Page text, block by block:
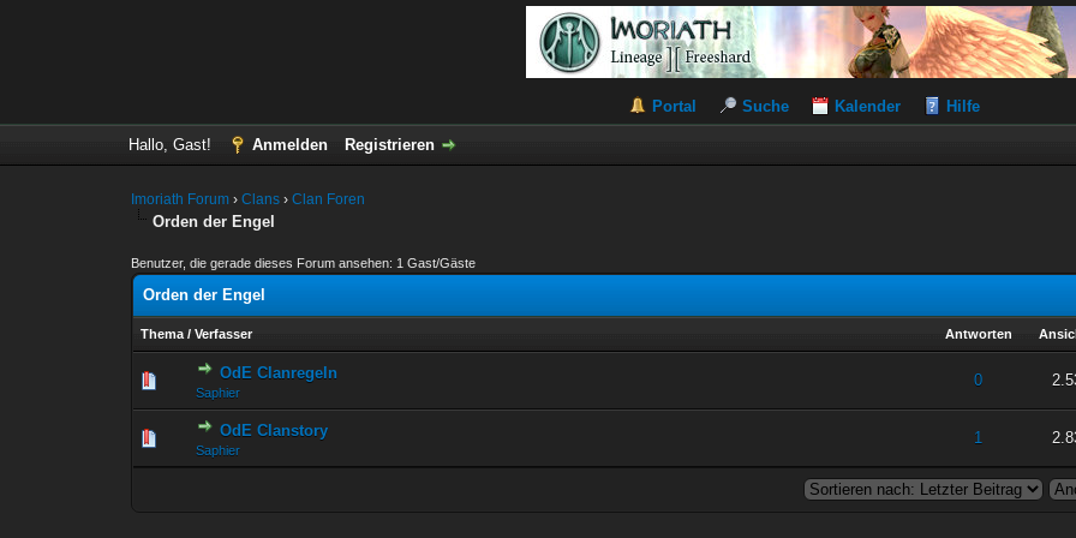
Portal Suche Kalender Hilfe
Hallo, Gast! Anmelden Registrieren
Imoriath Forum ›Clans ›Clan Foren
Orden der Engel
Benutzer, die gerade dieses Forum ansehen: 1 Gast/Gäste
Orden der Engel
Thema /Verfasser Antworten
OdE Clanregeln
Saphier
0
OdE Clanstory
Saphier
1